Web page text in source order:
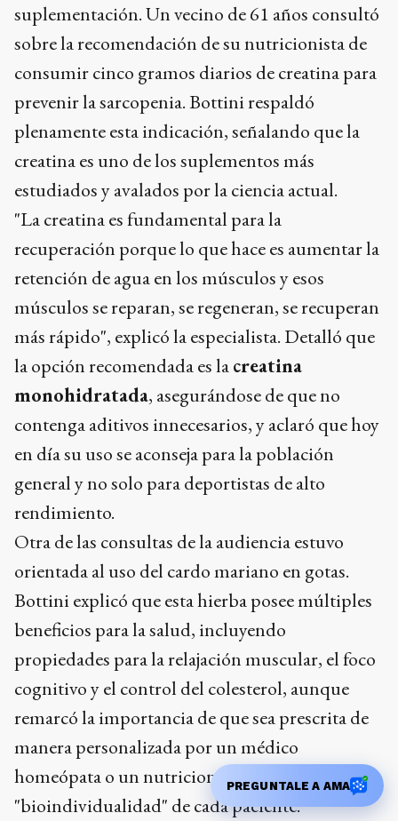
suplementación. Un vecino de 61 años consultó
sobre la recomendación de su nutricionista de
consumir cinco gramos diarios de creatina para
prevenir la sarcopenia. Bottini respaldó
plenamente esta indicación, señalando que la
creatina es uno de los suplementos más
estudiados y avalados por la ciencia actual.
"La creatina es fundamental para la
recuperación porque lo que hace es aumentar la
retención de agua en los músculos y esos
músculos se reparan, se regeneran, se recuperan
más rápido", explicó la especialista. Detalló que
la opción recomendada es lacreatina
monohidratada, asegurándose de que no
contenga aditivos innecesarios, y aclaró que hoy
en día su uso se aconseja para la población
general y no solo para deportistas de alto
rendimiento.
Otra de las consultas de la audiencia estuvo
orientada al uso del cardo mariano en gotas.
Bottini explicó que esta hierba posee múltiples
beneficios para la salud, incluyendo
propiedades para la relajación muscular, el foco
cognitivo y el control del colesterol, aunque
remarcó la importancia de que sea prescrita de
manera personalizada por un médico
homeópata o un nutricionista, respetando la
"bioindividualidad" de cada paciente.
PREGUNTALE A AMA